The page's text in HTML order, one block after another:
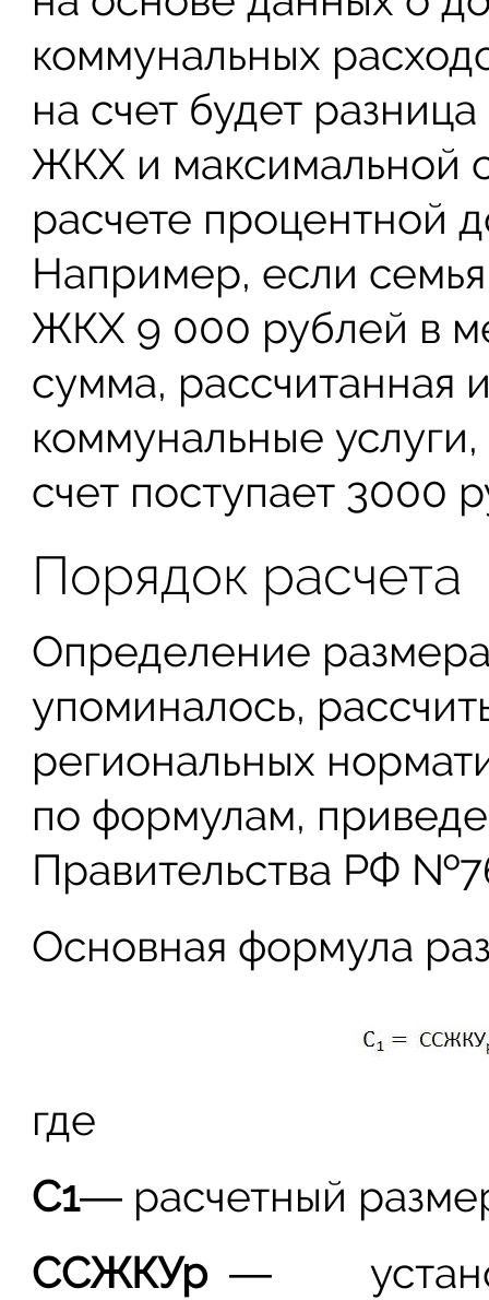
коммунальных
на счет будет
ЖКХ и максимальной
расчете процентной
Например, если
ЖКХ 9 000 рублей в
сумма, рассчитанная
коммунальные
счет поступает 3000
Порядок расчета
Определение
упоминалось,
региональных
по формулам,
Правительства РФ
Основная формула
где
С1― расчетный
ССЖКУр ―